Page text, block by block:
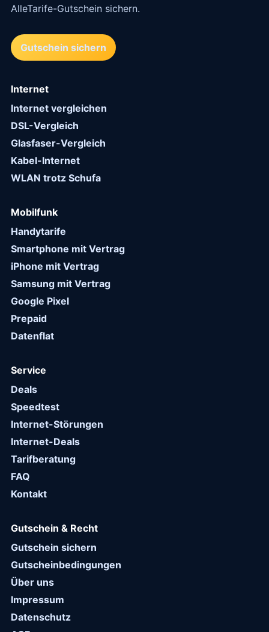
AlleTarife-Gutschein sichern.
Gutschein sichern
Internet
Internet vergleichen
DSL-Vergleich
Glasfaser-Vergleich
Kabel-Internet
WLAN trotz Schufa
Mobilfunk
Handytarife
Smartphone mit Vertrag
iPhone mit Vertrag
Samsung mit Vertrag
Google Pixel
Prepaid
Datenflat
Service
Deals
Speedtest
Internet-Störungen
Internet-Deals
Tarifberatung
FAQ
Kontakt
Gutschein & Recht
Gutschein sichern
Gutscheinbedingungen
Über uns
Impressum
Datenschutz